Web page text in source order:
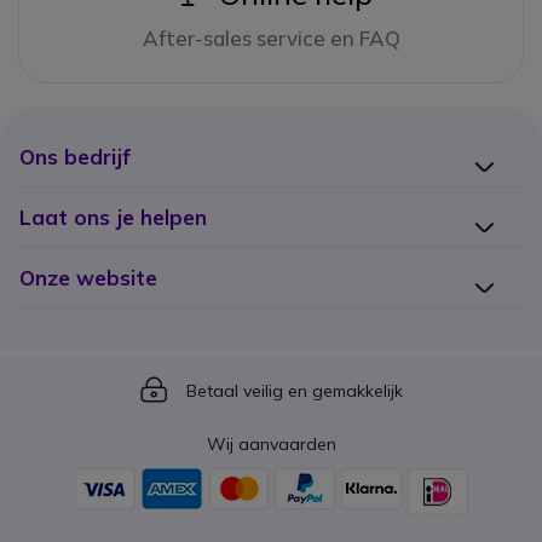
After-sales service en FAQ
Ons bedrijf
Laat ons je helpen
Onze website
Icon
Betaal veilig en gemakkelijk
Wij aanvaarden